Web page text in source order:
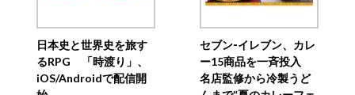
日本史と世界史を旅す
るRPG 「時渡り」、
iOS/Androidで配信開
セブン‐イレブン、カレ
ー15商品を一斉投入
名店監修から冷製うど